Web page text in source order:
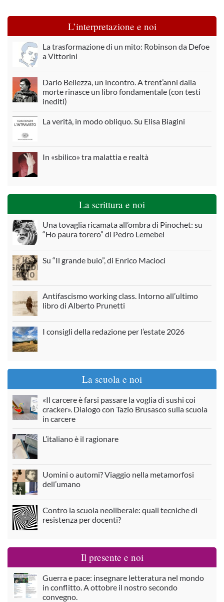
L’interpretazione e noi
La trasformazione di un mito: Robinson da Defoe
a Vittorini
Dario Bellezza, un incontro. A trent’anni dalla
morte rinasce un libro fondamentale (con testi
inediti)
La verità, in modo obliquo. Su Elisa Biagini
In «sbilico» tra malattia e realtà
La scrittura e noi
Una tovaglia ricamata all’ombra di Pinochet: su
“Ho paura torero” di Pedro Lemebel
Su “Il grande buio”, di Enrico Macioci
Antifascismo working class. Intorno all’ultimo
libro di Alberto Prunetti
I consigli della redazione per l’estate 2026
La scuola e noi
«Il carcere è farsi passare la voglia di sushi coi
cracker». Dialogo con Tazio Brusasco sulla scuola
in carcere
L’italiano è il ragionare
Uomini o automi? Viaggio nella metamorfosi
dell’umano
Contro la scuola neoliberale: quali tecniche di
resistenza per docenti?
Il presente e noi
Guerra e pace: insegnare letteratura nel mondo
in conflitto. A ottobre il nostro secondo
convegno.